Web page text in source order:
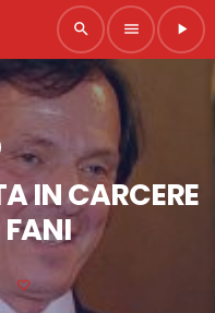
search menu play_arrow
IN CARCERE